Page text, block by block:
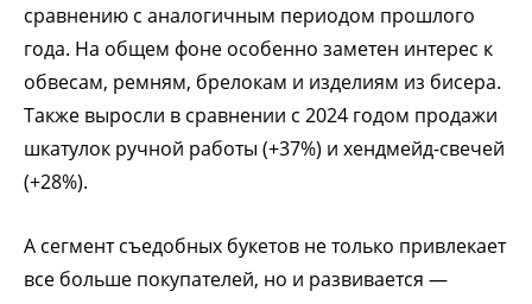
сравнению с аналогичным периодом прошлого
года. На общем фоне особенно заметен интерес к
обвесам, ремням, брелокам и изделиям из бисера.
Также выросли в сравнении с 2024 годом продажи
шкатулок ручной работы (+37%) и хендмейд-свечей
(+28%).
А сегмент съедобных букетов не только привлекает
все больше покупателей, но и развивается —